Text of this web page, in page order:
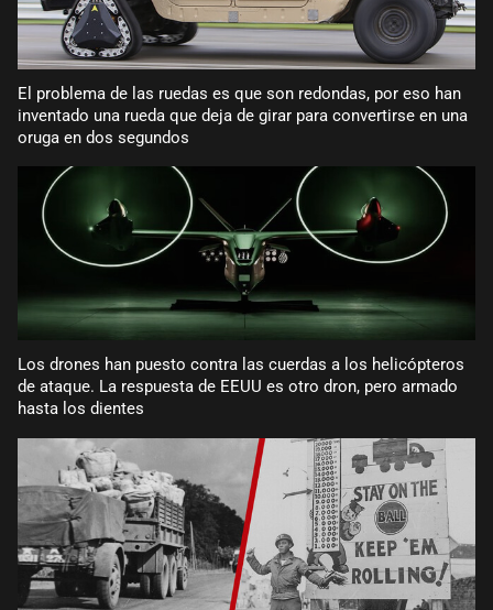
El problema de las ruedas es que son redondas, por eso han
inventado una rueda que deja de girar para convertirse en una
oruga en dos segundos
Los drones han puesto contra las cuerdas a los helicópteros
de ataque. La respuesta de EEUU es otro dron, pero armado
hasta los dientes